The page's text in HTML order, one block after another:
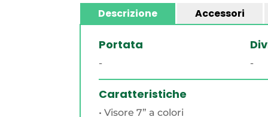
Descrizione Accessori
Portata
- -
Caratteristiche
• Visore 7” a colori